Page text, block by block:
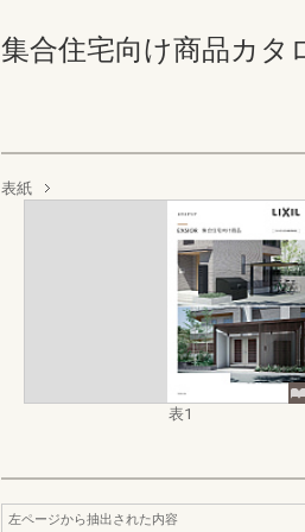
集合住宅向け商品カタ
表紙
表1
左ページから抽出された内容